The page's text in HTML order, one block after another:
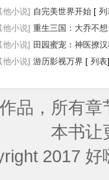
[ 列表 ]
他小说] 自完美世界开始 [ 列
他小说] 重生三国：大乔不
[ 列表 ]
他小说] 田园蜜宠：神医撩
[ 列表]
他小说] 游历影视万界 [ 列表]
品，所有
本书让
2017